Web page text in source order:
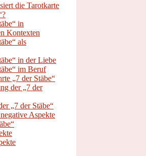
die Tarotkarte
in
Kontexten
als
in der Liebe
im Beruf
„7 der Stäbe“
der „7 der
„7 der Stäbe“
Aspekte